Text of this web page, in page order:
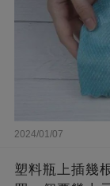
2024/01/07
塑料瓶上插幾